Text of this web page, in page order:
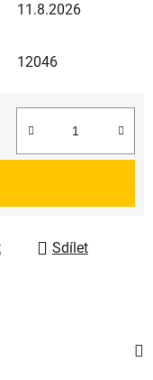
11.8.2026
12046
Sdílet